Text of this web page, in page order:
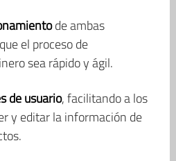
de ambas
el proceso de
sea rápido y ágil.
de usuario, facilitando a los
y editar la información de